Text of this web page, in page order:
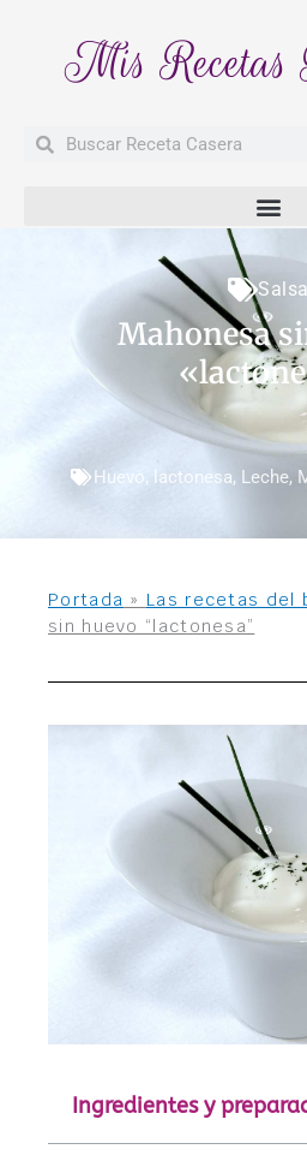
Mis Recetas
BuscarBuscar
Salsa
Mahonesa
Huevo, lactonesa, Leche,
Portada » Las recetas del
sin huevo “lactonesa”
Ingredientes y